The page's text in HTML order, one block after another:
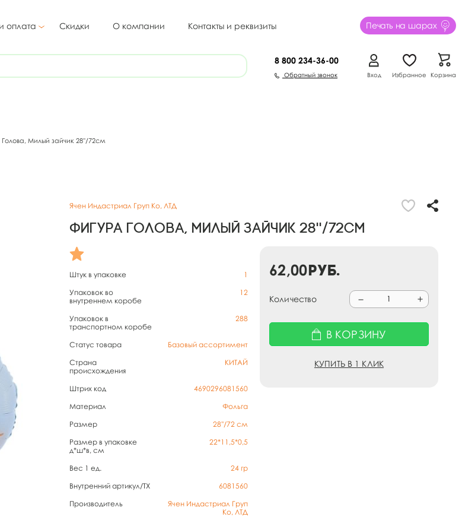
оплата Скидки О компании Контакты и реквизиты Печать на шарах
8 800 234-36-00
Обратный звонок Вход Избранное Корзина
Милый зайчик 28''/72см
Ячен Индастриал Груп Ко, ЛТД
Фигура Голова, Милый зайчик 28''/72см
Штук в упаковке
1
Упаковок во
внутреннем коробе
12
Упаковок в
транспортном коробе
288
Статус товара
Базовый ассортимент
Страна
происхождения
КИТАЙ
Штрих код
4690296081560
Материал
Фольга
Размер
28''/72 см
Размер в упаковке
д*ш*в, см
22*11,5*0,5
Вес 1 ед. 24 гр
Внутренний артикул/TX
6081560
Производитель
Ячен Индастриал Груп
Ко, ЛТД
62,00руб.
Количество
В КОРЗИНУ
КУПИТЬ В 1 КЛИК